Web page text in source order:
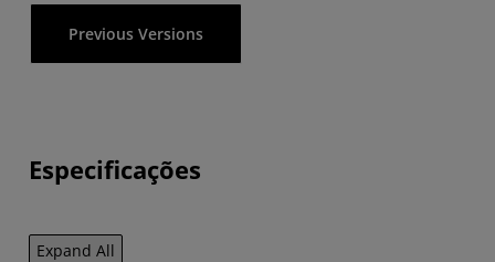
Previous Versions
Especificações
Expand All